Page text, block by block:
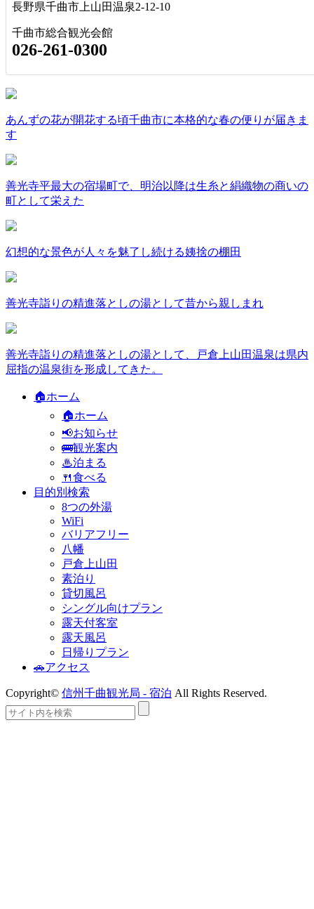
長野県千曲市上山田温泉2-12-10
千曲市総合観光会館
026-261-0300
あんずの花が開花する頃千曲市に本格的な春の便りが届きま
す
善光寺平最大の宿場町で、明治以降は生糸と絹織物の商いの
町として栄えた
幻想的な景色が人々を魅了し続ける姨捨の棚田
善光寺詣りの精進落としの湯として昔から親しまれ
善光寺詣りの精進落としの湯として、戸倉上山田温泉は県内
屈指の温泉街を形成してきた。
🏠ホーム
🏠ホーム
📢お知らせ
🚌観光案内
♨泊まる
🍴食べる
目的別検索
8つの外湯
WiFi
バリアフリー
八幡
戸倉上山田
素泊り
貸切風呂
シングル向けプラン
露天付客室
露天風呂
日帰りプラン
🚗アクセス
Copyright© 信州千曲観光局 - 宿泊 All Rights Reserved.